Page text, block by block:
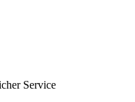
Service